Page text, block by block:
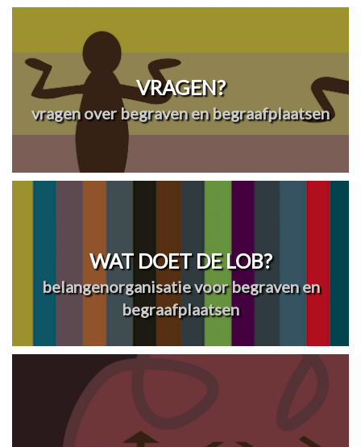
VRAGEN?
vragen over begraven en begraafplaatsen
WAT DOET DE LOB?
belangenorganisatie voor begraven en
begraafplaatsen